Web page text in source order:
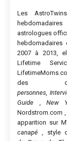
Les
astrologues
hebdomadaires
2007 à 2013,
Lifetime
des
personnes ,
Guide
New
Nordstrom.com
apparition sur
canapé , style